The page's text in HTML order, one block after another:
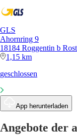
GLS
Ahornring 9
18184 Roggentin b
1,15 km
geschlossen
App herunterladen
Angebote der